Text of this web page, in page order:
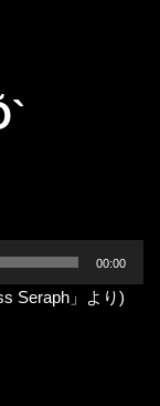
00:00
Seraph」より)